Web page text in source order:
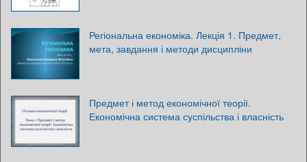
Регіональна економіка. Лекція 1. Предмет,
мета, завдання і методи дисципліни
Предмет і метод економічної теорії.
Економічна система суспільства і власність